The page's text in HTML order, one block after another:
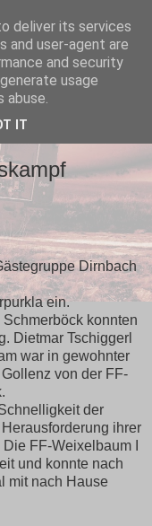
Dirnbach
ein.
konnten
Dietmar Tschiggerl
war in gewohnter
von der FF-
der
ihrer
FF-Weixelbaum I
und konnte nach
mit nach Hause
deliver its services
and user-agent are
and security
usage
abuse.
IT